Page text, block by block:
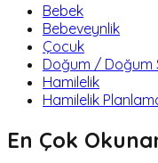
Bebek
Bebeveynlik
Çocuk
Doğum / Doğum
Hamilelik
Hamilelik
En Çok